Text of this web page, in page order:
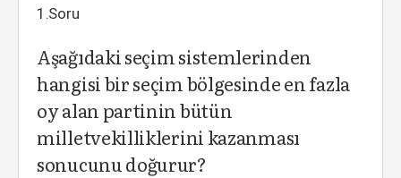
1.Soru
Aşağıdaki seçim sistemlerinden
hangisi bir seçim bölgesinde en fazla
oy alan partinin bütün
milletvekilliklerini kazanması
sonucunu doğurur?